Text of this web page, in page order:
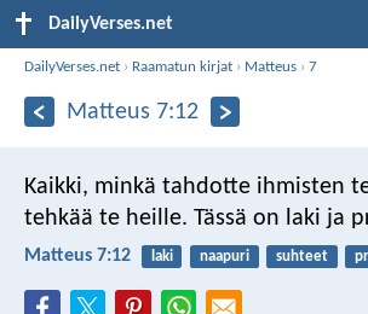
DailyVerses.net
DailyVerses.net › Raamatun kirjat › Matteus ›7
Matteus 7:12
Kaikki, minkä tahdotte ihmisten
tehkää te heille. Tässä on laki ja
Matteus 7:12 laki naapuri suhteet